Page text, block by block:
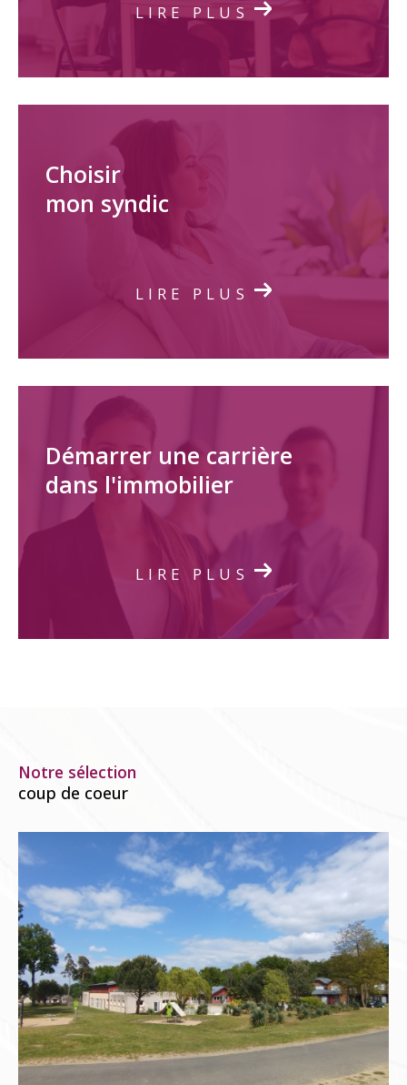
LIRE PLUS
Choisir
mon syndic
LIRE PLUS
Démarrer une carrière
dans l'immobilier
LIRE PLUS
Notre sélection
coup de coeur